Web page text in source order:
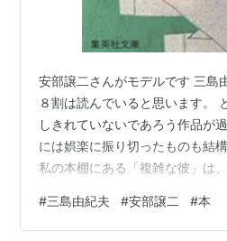
安部譲二さんがモデルです 三島
８割は読んでいると思います。
しきれていないであろう作品が
には娯楽に振り切ったものも結
私の本棚にある「複雑な彼」は
垣間見え、興味深いです。そし
人の著書も沢山読んだのですが
#三島由紀夫 #安部譲二 #本